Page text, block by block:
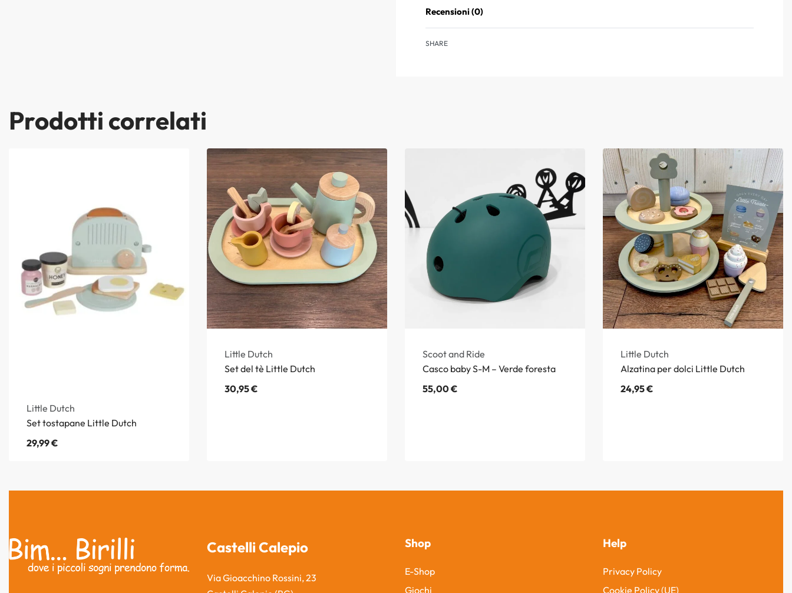
Recensioni (0)
SHARE
Prodotti correlati
Little Dutch
Set tostapane Little Dutch
29,99€
Little Dutch
Set del tè Little Dutch
30,95€
Scoot and Ride
Casco baby S-M – Verde foresta
55,00€
Little Dutch
Alzatina per dolci Little Dutch
24,95€
Castelli Calepio
Via Gioacchino Rossini, 23
Shop
E-Shop
Giochi
Help
Privacy Policy
Cookie Policy (UE)